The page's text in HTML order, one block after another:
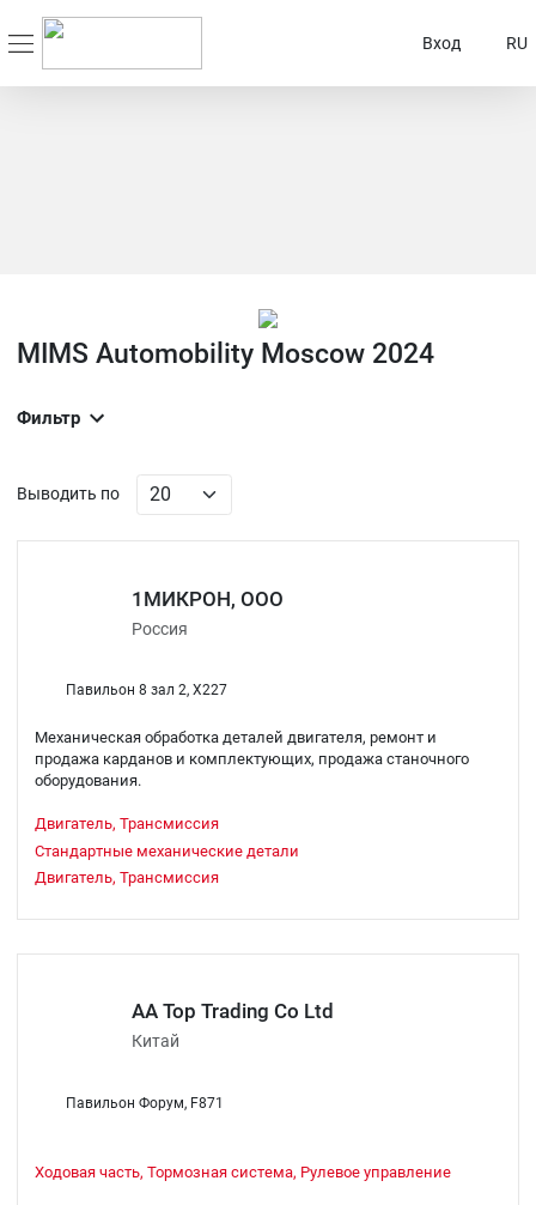
Вход RU
MIMS Automobility Moscow 2024
Фильтр
Выводить по
1МИКРОН, ООО
Россия
Павильон 8 зал 2, X227
Механическая обработка деталей двигателя, ремонт и
продажа карданов и комплектующих, продажа станочного
оборудования.
Двигатель, Трансмиссия
Стандартные механические детали
Двигатель, Трансмиссия
AA Top Trading Co Ltd
Китай
Павильон Форум, F871
Ходовая часть, Тормозная система, Рулевое управление